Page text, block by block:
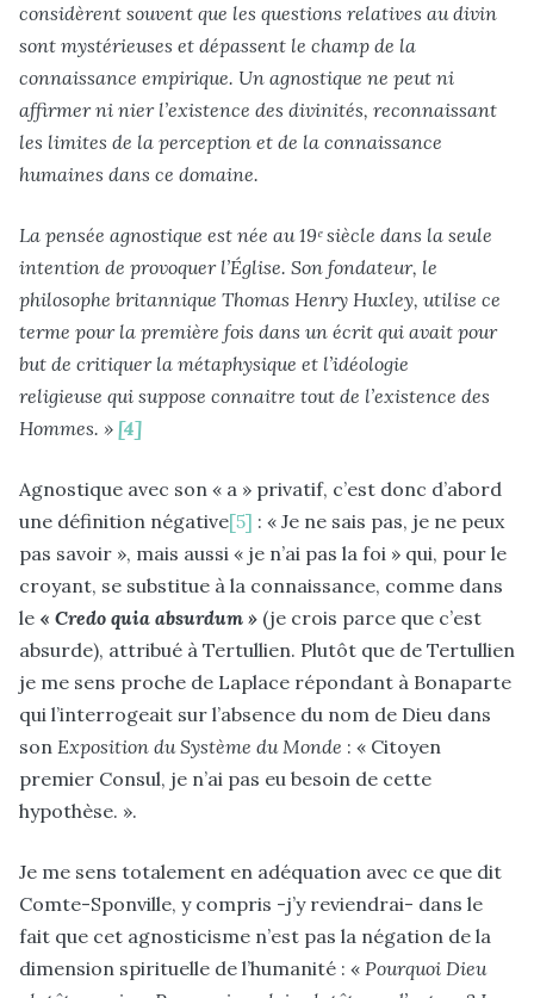
considèrent souvent que les questions relatives au divin
sont mystérieuses et dépassent le champ de la
connaissance empirique. Un agnostique ne peut ni
affirmer ni nier l’existence des divinités, reconnaissant
les limites de la perception et de la connaissance
humaines dans ce domaine.
La pensée agnostique est née au 19ᵉ siècle dans la seule
intention de provoquer l’Église. Son fondateur, le
philosophe britannique Thomas Henry Huxley, utilise ce
terme pour la première fois dans un écrit qui avait pour
but de critiquer la métaphysique et l’idéologie
religieuse qui suppose connaitre tout de l’existence des
Hommes. » [4]
Agnostique avec son « a » privatif, c’est donc d’abord
une définition négative[5] : « Je ne sais pas, je ne peux
pas savoir », mais aussi « je n’ai pas la foi » qui, pour le
croyant, se substitue à la connaissance, comme dans
le « Credo quia absurdum » (je crois parce que c’est
absurde), attribué à Tertullien. Plutôt que de Tertullien
je me sens proche de Laplace répondant à Bonaparte
qui l’interrogeait sur l’absence du nom de Dieu dans
son Exposition du Système du Monde : « Citoyen
premier Consul, je n’ai pas eu besoin de cette
hypothèse. ».
Je me sens totalement en adéquation avec ce que dit
Comte-Sponville, y compris -j’y reviendrai- dans le
fait que cet agnosticisme n’est pas la négation de la
dimension spirituelle de l’humanité : « Pourquoi Dieu